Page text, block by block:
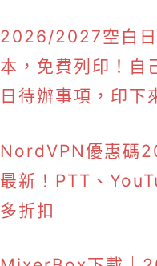
2026/2027空白
本，免費列印！自
日待辦事項，印下
NordVPN優惠碼
最新！PTT、
多折扣